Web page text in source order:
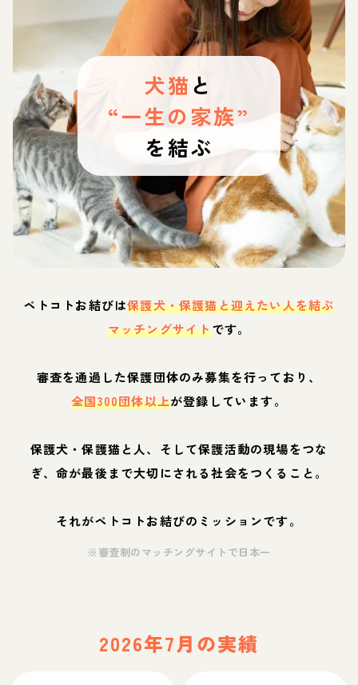
犬猫 と
“一生の家族”
を結ぶ
ペトコトお結びは保護犬・保護猫と迎えたい人を結ぶ
マッチングサイトです。
審査を通過した保護団体のみ募集を行っており、
全国300団体以上が登録しています。
保護犬・保護猫と人、そして保護活動の現場をつな
ぎ、命が最後まで大切にされる社会をつくること。
それがペトコトお結びのミッションです。
※審査制のマッチングサイトで日本一
2026年7月の実績